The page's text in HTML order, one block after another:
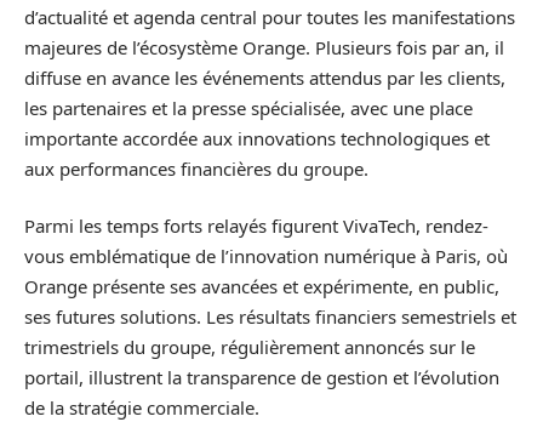
d’actualité et agenda central pour toutes les manifestations
majeures de l’écosystème Orange. Plusieurs fois par an, il
diffuse en avance les événements attendus par les clients,
les partenaires et la presse spécialisée, avec une place
importante accordée aux innovations technologiques et
aux performances financières du groupe.
Parmi les temps forts relayés figurent VivaTech, rendez-
vous emblématique de l’innovation numérique à Paris, où
Orange présente ses avancées et expérimente, en public,
ses futures solutions. Les résultats financiers semestriels et
trimestriels du groupe, régulièrement annoncés sur le
portail, illustrent la transparence de gestion et l’évolution
de la stratégie commerciale.